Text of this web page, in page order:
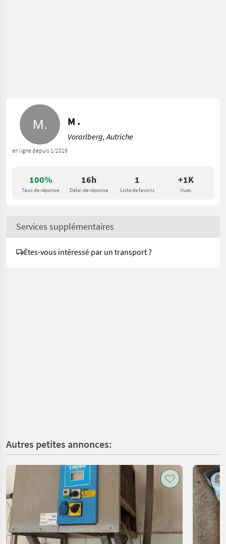
100%
Taux de réponse
16h
Délai de réponse
1
Liste de favoris
+1K
Vues
en ligne depuis 1/2019
M .
Vorarlberg, Autriche
Services supplémentaires
Êtes-vous intéressé par un transport ?
Autres petites annonces: